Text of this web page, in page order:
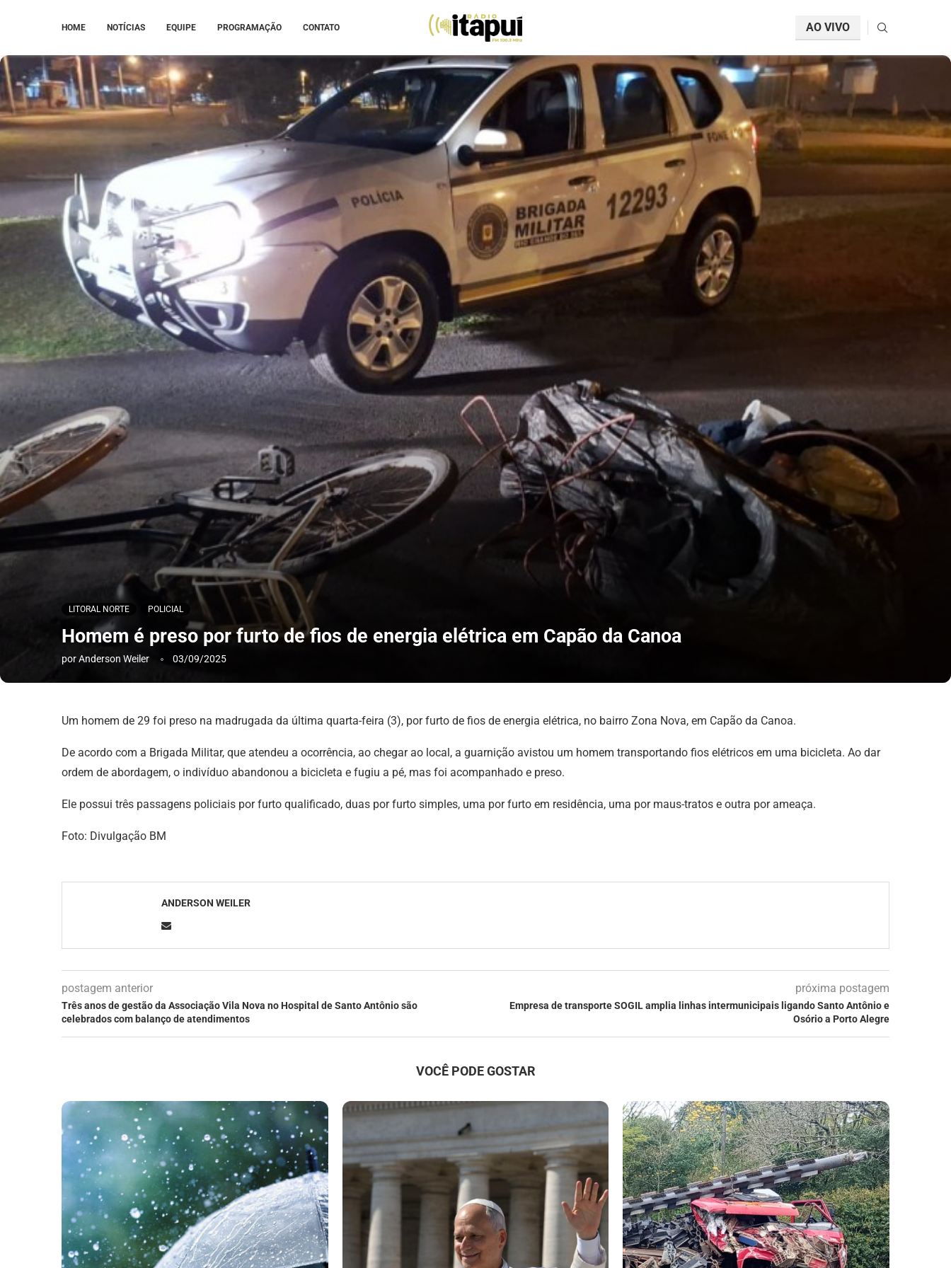
HOME NOTÍCIAS EQUIPE PROGRAMAÇÃO CONTATO AO VIVO
LITORAL NORTE POLICIAL
Homem é preso por furto de fios de energia elétrica em Capão da Canoa
porAnderson Weiler 03/09/2025
Um homem de 29 foi preso na madrugada da última quarta-feira (3), por furto de fios de energia elétrica, no bairro Zona Nova, em Capão da Canoa.
De acordo com a Brigada Militar, que atendeu a ocorrência, ao chegar ao local, a guarnição avistou um homem transportando fios elétricos em uma bicicleta. Ao dar
ordem de abordagem, o indivíduo abandonou a bicicleta e fugiu a pé, mas foi acompanhado e preso.
Ele possui três passagens policiais por furto qualificado, duas por furto simples, uma por furto em residência, uma por maus-tratos e outra por ameaça.
Foto: Divulgação BM
ANDERSON WEILER
postagem anterior
Três anos de gestão da Associação Vila Nova no Hospital de Santo Antônio são
celebrados com balanço de atendimentos
próxima postagem
Empresa de transporte SOGIL amplia linhas intermunicipais ligando Santo Antônio e
Osório a Porto Alegre
VOCÊ PODE GOSTAR